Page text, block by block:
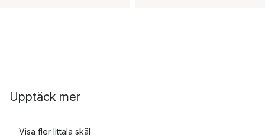
Upptäck mer
Visa fler Iittala skål